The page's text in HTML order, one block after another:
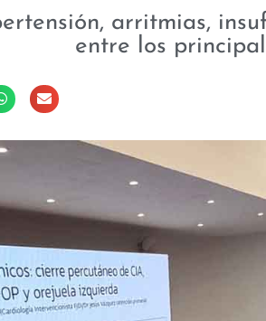
arritmias,
entre los